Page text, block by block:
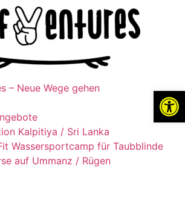
– Neue Wege gehen
Kalpitiya / Sri Lanka
Wassersportcamp für Taubblinde
auf Ummanz / Rügen